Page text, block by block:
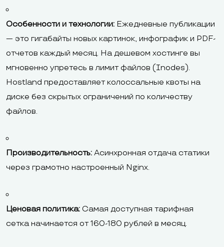
Особенности и технологии: Ежедневные публикации
— это гигабайты новых картинок, инфографик и PDF-
отчетов каждый месяц. На дешевом хостинге вы
мгновенно упретесь в лимит файлов (Inodes).
Hostland предоставляет колоссальные квоты на
диске без скрытых ограничений по количеству
файлов.
Производительность: Асинхронная отдача статики
через грамотно настроенный Nginx.
Ценовая политика: Самая доступная тарифная
сетка начинается от 160-180 рублей в месяц.